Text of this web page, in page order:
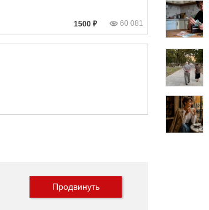
1500 ₽ 60 081
Продвинуть